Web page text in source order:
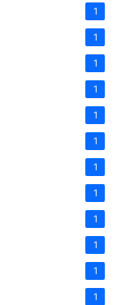
1
1
1
1
1
1
1
1
1
1
1
1